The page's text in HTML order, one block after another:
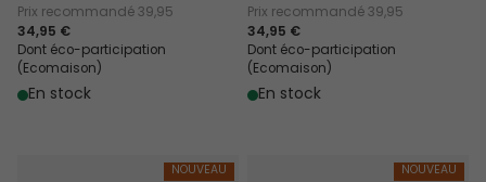
Prix recommandé 39,95
34,95 €
Dont éco-participation
(Ecomaison)
En stock
Prix recommandé 39,95
34,95 €
Dont éco-participation
(Ecomaison)
En stock
NOUVEAU Raven I Square XL 5°CNOUVEAU